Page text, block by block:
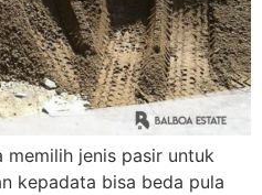
memilih jenis pasir untuk
kepadata bisa beda pula
WhatsApp